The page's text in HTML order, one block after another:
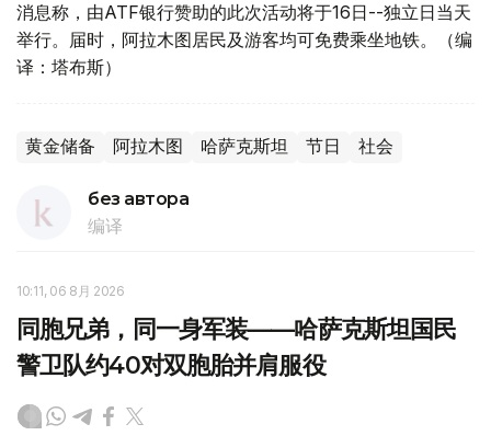
消息称，由ATF银行赞助的此次活动将于16日--独立日当天
举行。届时，阿拉木图居民及游客均可免费乘坐地铁。（编
译：塔布斯）
黄金储备 阿拉木图 哈萨克斯坦 节日 社会
без автора
编译
10:11, 06 8月 2026
同胞兄弟，同一身军装——哈萨克斯坦国民
警卫队约40对双胞胎并肩服役